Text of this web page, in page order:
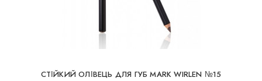
СТІЙКИЙ ОЛІВЕЦЬ ДЛЯ ГУБ MARK WIRLEN №15